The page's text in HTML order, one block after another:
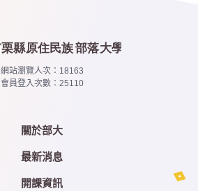
網站瀏覽人次： 18163
會員登入次數： 25110
關於部大
最新消息
開課資訊